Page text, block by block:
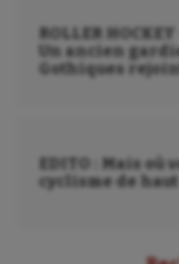
ROLLER
Un ancien
Gothiques
EDITO : Mais
cyclisme de haut